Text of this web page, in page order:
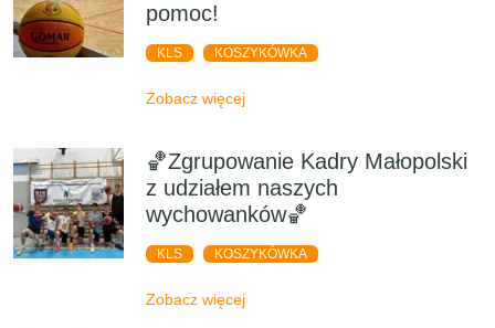
pomoc!
KLS KOSZYKÓWKA
Zobacz więcej
🏀Zgrupowanie Kadry Małopolski
z udziałem naszych
wychowanków🏀
KLS KOSZYKÓWKA
Zobacz więcej